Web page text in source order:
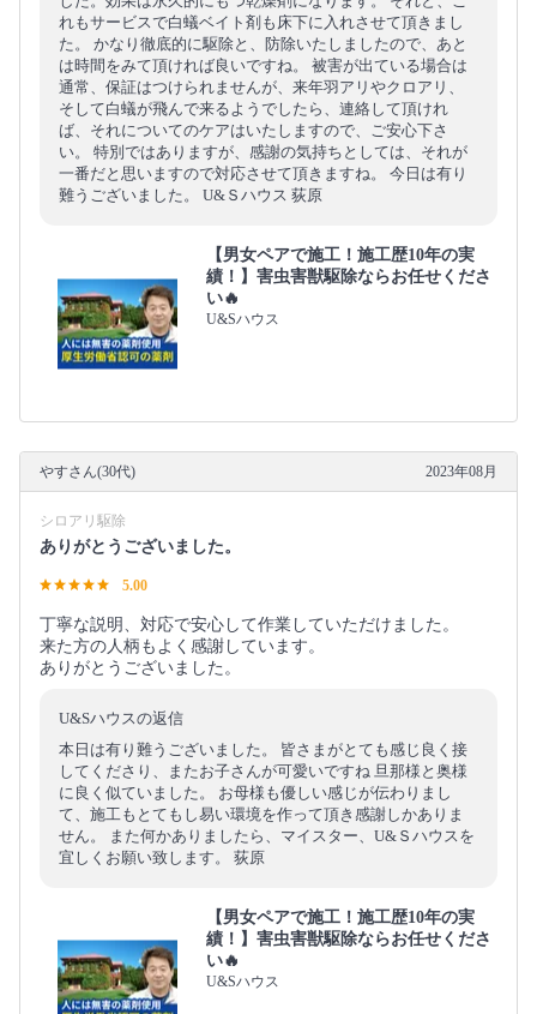
れもサービスで白蟻ベイト剤も床下に入れさせて頂きまし
た。 かなり徹底的に駆除と、防除いたしましたので、あと
は時間をみて頂ければ良いですね。 被害が出ている場合は
通常、保証はつけられませんが、来年羽アリやクロアリ、
そして白蟻が飛んで来るようでしたら、連絡して頂けれ
ば、それについてのケアはいたしますので、ご安心下さ
い。 特別ではありますが、感謝の気持ちとしては、それが
一番だと思いますので対応させて頂きますね。 今日は有り
難うございました。 U&Ｓハウス 荻原
【男女ペアで施工！施工歴10年の実
績！】害虫害獣駆除ならお任せくださ
い🔥
U&Sハウス
やすさん(30代) 2023年08月
シロアリ駆除
ありがとうございました。
5.00
丁寧な説明、対応で安心して作業していただけました。
来た方の人柄もよく感謝しています。
ありがとうございました。
U&Sハウスの返信
本日は有り難うございました。 皆さまがとても感じ良く接
してくださり、またお子さんが可愛いですね 旦那様と奥様
に良く似ていました。 お母様も優しい感じが伝わりまし
て、施工もとてもし易い環境を作って頂き感謝しかありま
せん。 また何かありましたら、マイスター、U&Ｓハウスを
宜しくお願い致します。 荻原
【男女ペアで施工！施工歴10年の実
績！】害虫害獣駆除ならお任せくださ
い🔥
U&Sハウス